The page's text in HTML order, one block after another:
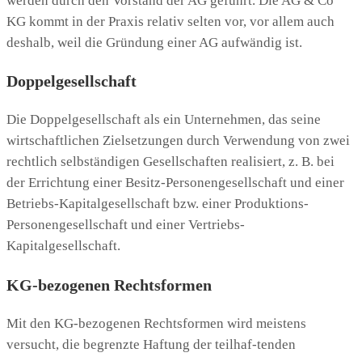
KG kommt in der Praxis relativ selten vor, vor allem auch
deshalb, weil die Gründung einer AG aufwändig ist.
Doppelgesellschaft
Die Doppelgesellschaft als ein Unternehmen, das seine
wirtschaftlichen Zielsetzungen durch Verwendung von zwei
rechtlich selbständigen Gesellschaften realisiert, z. B. bei
der Errichtung einer Besitz-Personengesellschaft und einer
Betriebs-Kapitalgesellschaft bzw. einer Produktions-
Personengesellschaft und einer Vertriebs-
Kapitalgesellschaft.
KG-bezogenen Rechtsformen
Mit den KG-bezogenen Rechtsformen wird meistens
versucht, die begrenzte Haftung der teilhaf-tenden